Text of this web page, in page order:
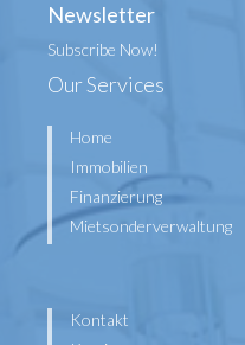
Newsletter
Subscribe Now!
Our Services
Home
Immobilien
Finanzierung
Mietsonderverwaltung
Kontakt